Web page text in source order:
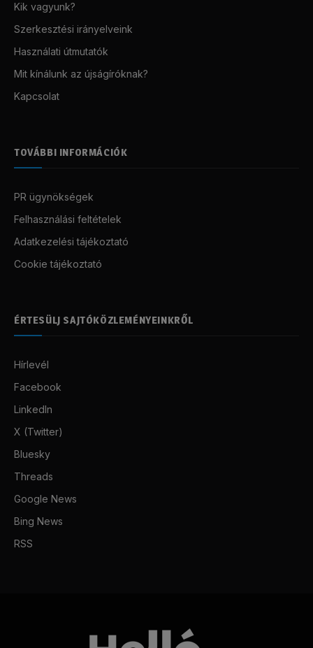
Kik vagyunk?
Szerkesztési irányelveink
Használati útmutatók
Mit kínálunk az újságíróknak?
Kapcsolat
TOVÁBBI INFORMÁCIÓK
PR ügynökségek
Felhasználási feltételek
Adatkezelési tájékoztató
Cookie tájékoztató
ÉRTESÜLJ SAJTÓKÖZLEMÉNYEINKRŐL
Hírlevél
Facebook
LinkedIn
X (Twitter)
Bluesky
Threads
Google News
Bing News
RSS